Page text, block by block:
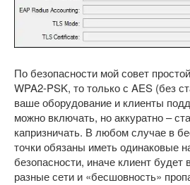
По безопасности мой совет
WPA2-PSK, то только с AES (без
ваше оборудование и клиенты
можно включать, но аккуратно –
капризничать. В любом случае в
точки обязаны иметь одинаковые
безопасности, иначе клиент будет
разные сети и «бесшовность»